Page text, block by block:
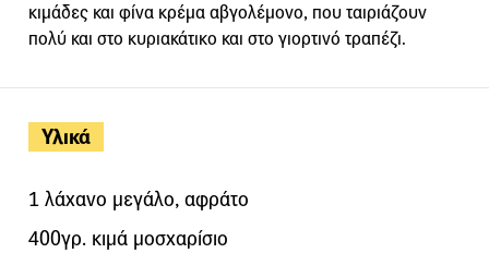
Υλικά
1 λάχανο μεγάλο, αφράτο
400γρ. κιμά μοσχαρίσιο
κιμάδες και φίνα κρέμα αβγολέμονο, που ταιριάζουν
πολύ και στο κυριακάτικο και στο γιορτινό τραπέζι.